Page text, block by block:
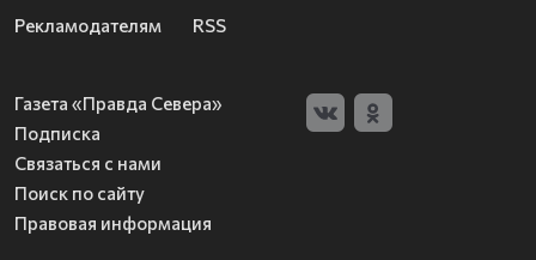
Рекламодателям RSS
Газета «Правда Севера»
Подписка
Связаться с нами
Поиск по сайту
Правовая информация